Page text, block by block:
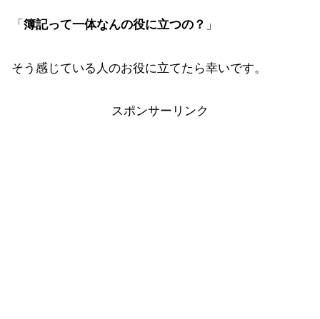
「 簿記って一体なんの役に立つの？ 」
そう感じている人のお役に立てたら幸いです。
スポンサーリンク